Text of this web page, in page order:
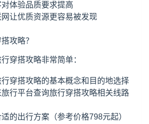
体验品质要求提高
让优质资源更容易被发现
攻略？
穿搭攻略非常简单：
穿搭攻略的基本概念和目的地选择
行平台查询旅行穿搭攻略相关线路
的出行方案（参考价格798元起）